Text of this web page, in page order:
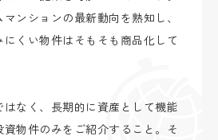
ンションの最新動向を熟知し、
くい物件はそもそも商品化して
はなく、長期的に資産として機能
物件のみをご紹介すること。そ